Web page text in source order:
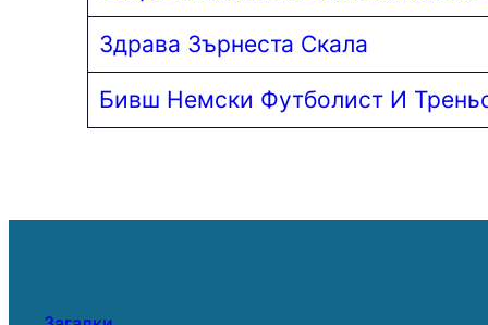
Здрава Зърнеста Скала
Бивш Немски Футболист И